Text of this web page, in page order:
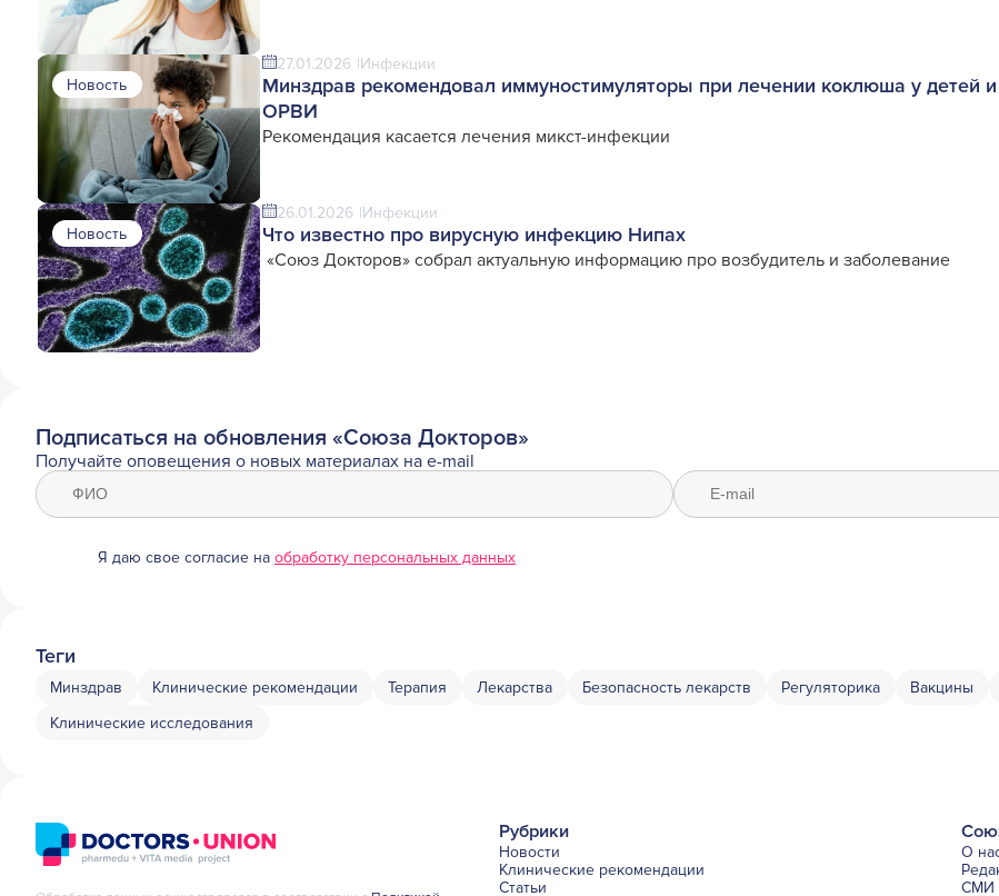
Новость
27.01.2026 Инфекции
Минздрав рекомендовал иммуностимуляторы при лечении коклюша у детей
ОРВИ
Рекомендация касается лечения микст-инфекции
Новость
26.01.2026 Инфекции
Что известно про вирусную инфекцию Нипах
«Союз Докторов» собрал актуальную информацию про возбудитель и заболевание
Подписаться на обновления «Союза Докторов»
Получайте оповещения о новых материалах на e-mail
Я даю свое согласие на обработку персональных данных
Теги
Минздрав Клинические рекомендации Терапия Лекарства Безопасность лекарств Регуляторика Вакцины
Клинические исследования
Рубрики
Новости
Клинические рекомендации
Статьи
О
СМИ